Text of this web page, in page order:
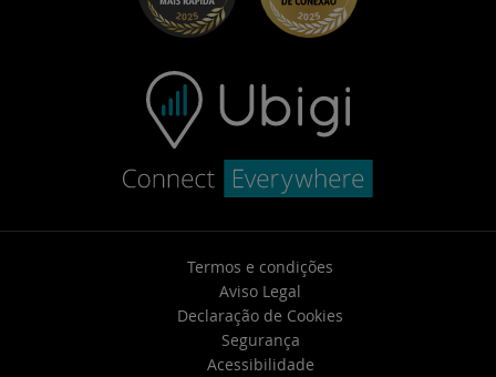
Contate o suporte
Termos e condições
Aviso Legal
Declaração de Cookies
Segurança
Acessibilidade